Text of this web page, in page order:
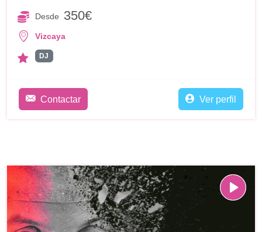
Desde 350€
Vizcaya
DJ
Contactar Ver perfil